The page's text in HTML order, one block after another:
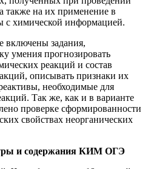
также на их применение в
с химической информацией.
задания,
умения прогнозировать
реакций и состав
описывать признаки их
необходимые для
Так же, как и в варианте
проверке сформированности
свойствах неорганических
и содержания КИМ ОГЭ